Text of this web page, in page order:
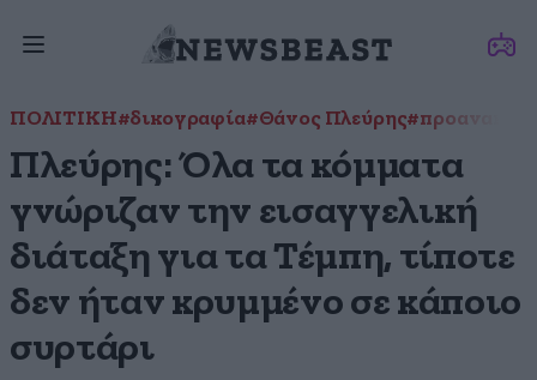
ΠΟΛΙΤΙΚΗ#δικογραφία#Θάνος Πλεύρης
Πλεύρης: Όλα τα κόμματα
γνώριζαν την εισαγγελική
διάταξη για τα Τέμπη, τίποτε
δεν ήταν κρυμμένο σε κάποιο
συρτάρι